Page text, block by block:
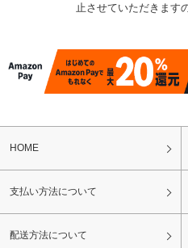
止させていただきます
HOME
支払い方法について
配送方法について